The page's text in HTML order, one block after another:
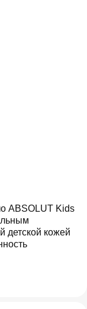
ABSOLUT Kids
детской кожей